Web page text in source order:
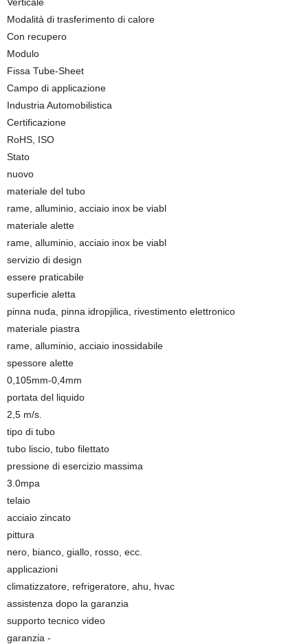
Modalità di trasferimento di calore
Con recupero
Modulo
Fissa Tube-Sheet
Campo di applicazione
Industria Automobilistica
Certificazione
RoHS, ISO
Stato
nuovo
materiale del tubo
rame, alluminio, acciaio inox be viabl
materiale alette
rame, alluminio, acciaio inox be viabl
servizio di design
essere praticabile
superficie aletta
pinna nuda, pinna idropjilica, rivestimento elettronico
materiale piastra
rame, alluminio, acciaio inossidabile
spessore alette
0,105mm-0,4mm
portata del liquido
2,5 m/s.
tipo di tubo
tubo liscio, tubo filettato
pressione di esercizio massima
3.0mpa
telaio
acciaio zincato
pittura
nero, bianco, giallo, rosso, ecc.
applicazioni
climatizzatore, refrigeratore, ahu, hvac
assistenza dopo la garanzia
supporto tecnico video
garanzia -